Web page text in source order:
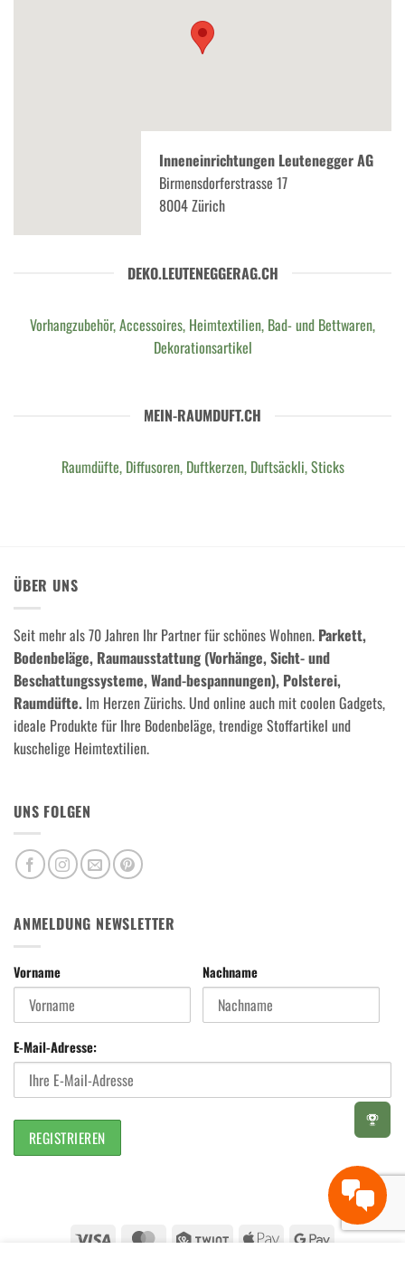
Inneneinrichtungen Leutenegger AG
Birmensdorferstrasse 17
8004 Zürich
DEKO.LEUTENEGGERAG.CH
Vorhangzubehör, Accessoires, Heimtextilien, Bad- und Bettwaren,
Dekorationsartikel
MEIN-RAUMDUFT.CH
Raumdüfte, Diffusoren, Duftkerzen, Duftsäckli, Sticks
ÜBER UNS
Seit mehr als 70 Jahren Ihr Partner für schönes Wohnen. Parkett,
Bodenbeläge, Raumausstattung (Vorhänge, Sicht- und
Beschattungssysteme, Wand-bespannungen), Polsterei,
Raumdüfte. Im Herzen Zürichs. Und online auch mit coolen Gadgets,
ideale Produkte für Ihre Bodenbeläge, trendige Stoffartikel und
kuschelige Heimtextilien.
UNS FOLGEN
ANMELDUNG NEWSLETTER
Vorname Nachname
E-Mail-Adresse:
MasterCard Twint
Apple
Google